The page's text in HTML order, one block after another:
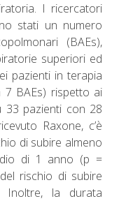
I ricercatori
stati un numero
(BAEs),
superiori ed
pazienti in terapia
BAEs) rispetto ai
33 pazienti con 28
Raxone, c’è
di subire almeno
di 1 anno (p =
rischio di subire
la durata